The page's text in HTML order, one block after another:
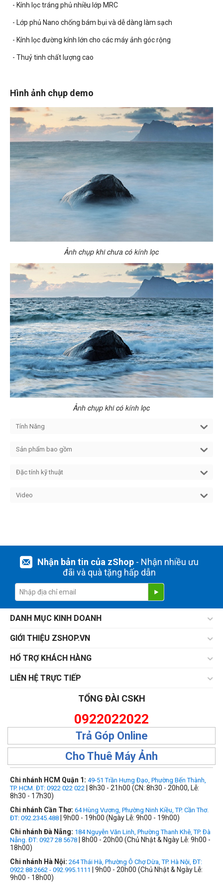
- Kính lọc tráng phủ nhiều lớp MRC
- Lớp phủ Nano chống bám bụi và dễ dàng làm sạch
- Kính lọc đường kính lớn cho các máy ảnh góc rộng
- Thuỷ tinh chất lượng cao
Hình ảnh chụp demo
Ảnh chụp khi chưa có kính lọc
Ảnh chụp khi có kính lọc
Tính Năng
Sản phẩm bao gồm
Đặc tính kỹ thuật
Video
Nhận bản tin của zShop- Nhận nhiều ưu
đãi và quà tặng hấp dẫn
DANH MỤC KINH DOANH
GIỚI THIỆU ZSHOP.VN
HỔ TRỢ KHÁCH HÀNG
LIÊN HỆ TRỰC TIẾP
TỔNG ĐÀI CSKH
0922022022
Trả Góp Online
Cho Thuê Máy Ảnh
Chi nhánh HCM Quận 1: 49-51 Trần Hưng Đạo, Phường Bến Thành,
TP. HCM. ĐT: 0922 022 022 | 8h30 - 21h00 (CN: 8h30 - 20h00, Lễ:
8h30 - 17h30)
Chi nhánh Cần Thơ: 64 Hùng Vương, Phường Ninh Kiều, TP. Cần Thơ.
ĐT: 092.2345.488 | 9h00 - 19h00 (Ngày Lễ: 9h00 - 19h00)
Chi nhánh Đà Nẵng: 184 Nguyễn Văn Linh, Phường Thanh Khê, TP. Đà
Nẵng. ĐT: 0927 28 5678 | 8h00 - 20h00 (Chủ Nhật & Ngày Lễ: 9h00 -
18h00)
Chi nhánh Hà Nội: 264 Thái Hà, Phường Ô Chợ Dừa, TP. Hà Nội, ĐT:
0922 88 2662 - 092.995.1111
| 9h00 - 20h00 (Chủ Nhật & Ngày Lễ:
9h00 - 18h00)